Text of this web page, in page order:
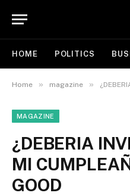
HOME POLITICS
Home » magazine » ¿DEBERIA
MAGAZINE
¿DEBERIA
MI
GOOD